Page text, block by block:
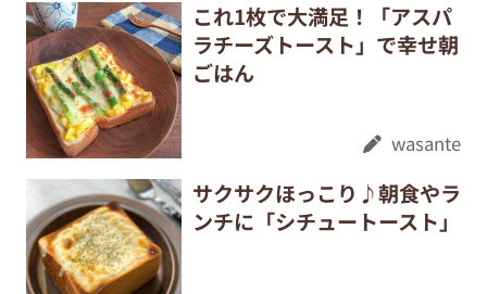
これ1枚で大満足！「アスパ
ラチーズトースト」で幸せ朝
ごはん
wasante
サクサクほっこり♪朝食やラ
ンチに「シチュートースト」